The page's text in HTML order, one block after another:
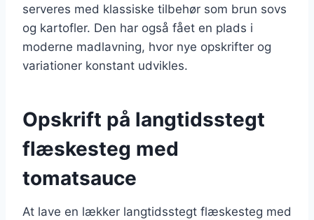
serveres med klassiske tilbehør som brun sovs
og kartofler. Den har også fået en plads i
moderne madlavning, hvor nye opskrifter og
variationer konstant udvikles.
Opskrift på langtidsstegt
flæskesteg med
tomatsauce
At lave en lækker langtidsstegt flæskesteg med